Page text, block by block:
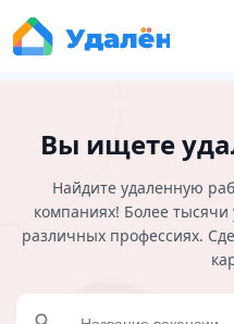
Вы ищете
Найдите удаленную
компаниях! Более
различных профессиях.